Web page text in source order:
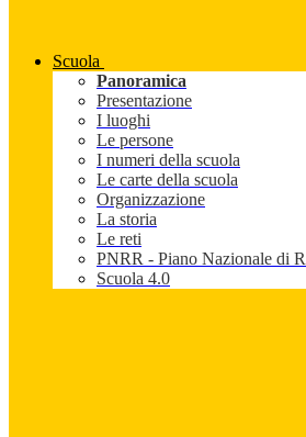
Scuola
Panoramica
Presentazione
I luoghi
Le persone
I numeri della scuola
Le carte della scuola
Organizzazione
La storia
Le reti
PNRR - Piano Nazionale di
Scuola 4.0